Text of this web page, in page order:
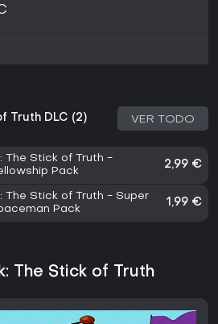
Truth DLC (2) VER TODO
The Stick of Truth -
Pack
2,99 €
The Stick of Truth - Super
Pack
1,99 €
The Stick of Truth